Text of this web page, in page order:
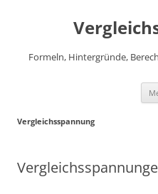
Formeln, Hintergründe,
Vergleichsspannung